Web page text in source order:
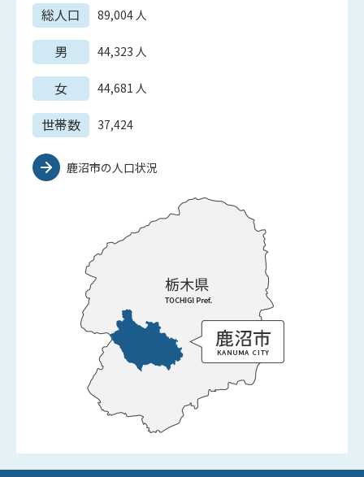
総人口 89,004人
男 44,323 人
女 44,681 人
世帯数 37,424
鹿沼市の人口状況